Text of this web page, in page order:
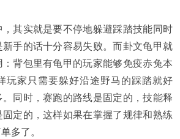
实就是要不停地躲避踩踏技能同时
手的话十分容易失败。而卦文龟甲就
背包里有龟甲的玩家能够免疫赤兔本
玩家只需要躲好沿途野马的踩踏就好
同时，赛跑的路线是固定的，技能释
定的，这样如果在掌握了规律和熟练
多了。